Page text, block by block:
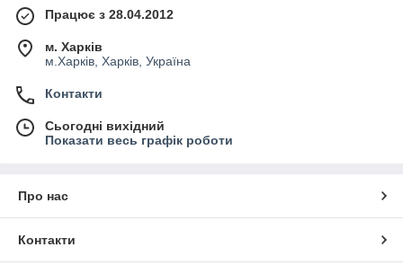
Працює з 28.04.2012
м. Харків
м.Харків, Харків, Україна
Контакти
Сьогодні вихідний
Показати весь графік роботи
Про нас
Контакти